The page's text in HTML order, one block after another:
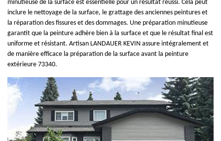
minutieuse de la surface est essentielle pour un résultat réussi. Cela peut
inclure le nettoyage de la surface, le grattage des anciennes peintures et
la réparation des fissures et des dommages. Une préparation minutieuse
garantit que la peinture adhère bien à la surface et que le résultat final est
uniforme et résistant. Artisan LANDAUER KEVIN assure intégralement et
de manière efficace la préparation de la surface avant la peinture
extérieure 73340.